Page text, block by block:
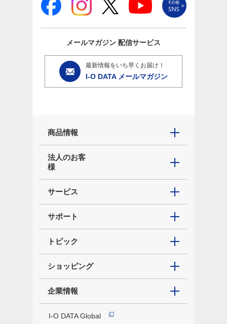
メールマガジン 配信サービス
最新情報をいち早くお届け！
I-O DATA メールマガジン
商品情報
法人のお客
様
サービス
サポート
トピック
ショッピング
企業情報
I-O DATA Global